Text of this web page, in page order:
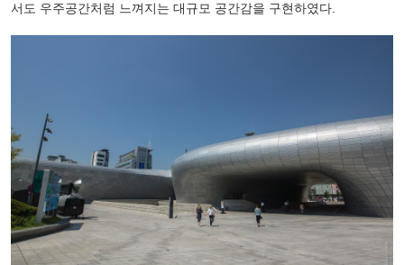
서도 우주공간처럼 느껴지는 대규모 공간감을 구현하였다